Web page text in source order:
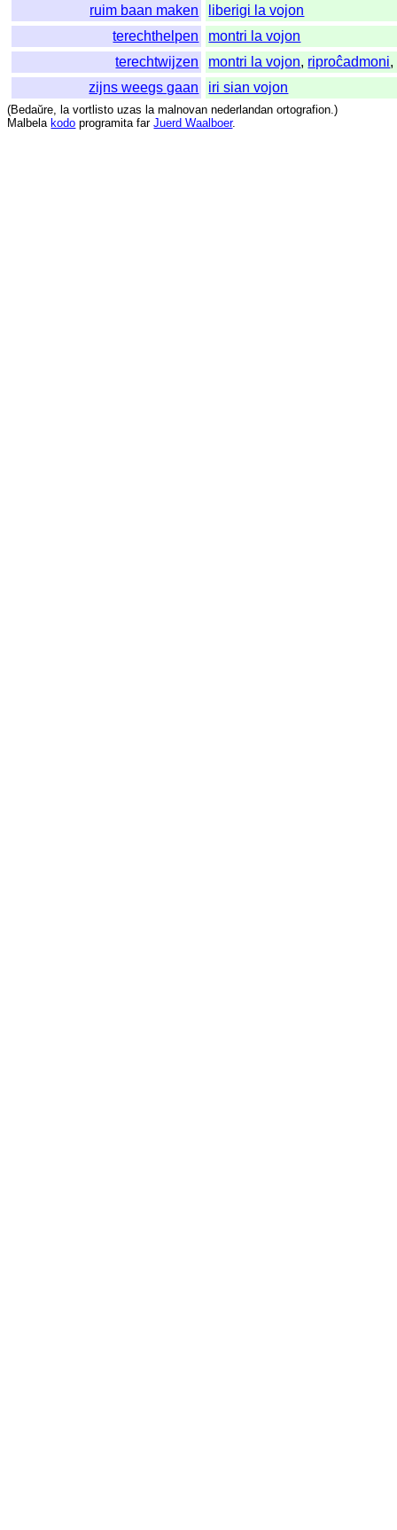
ruim baan maken
liberigi la vojon
terechthelpen
montri la vojon
terechtwijzen
montri la vojon, riproĉadmoni,
zijns weegs gaan
iri sian vojon
(Bedaŭre, la vortlisto uzas la malnovan nederlandan ortografion.)
Malbela kodo programita far Juerd Waalboer.